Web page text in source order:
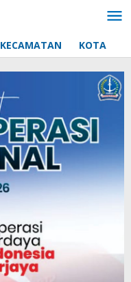
KECAMATAN KOTA